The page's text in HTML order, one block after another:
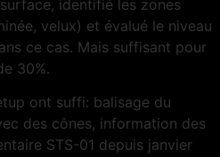
identifié les zones
velux) et évalué le niveau
ce cas. Mais suffisant pour
30%.
ont suffi: balisage du
des cônes, information des
STS-01 depuis janvier